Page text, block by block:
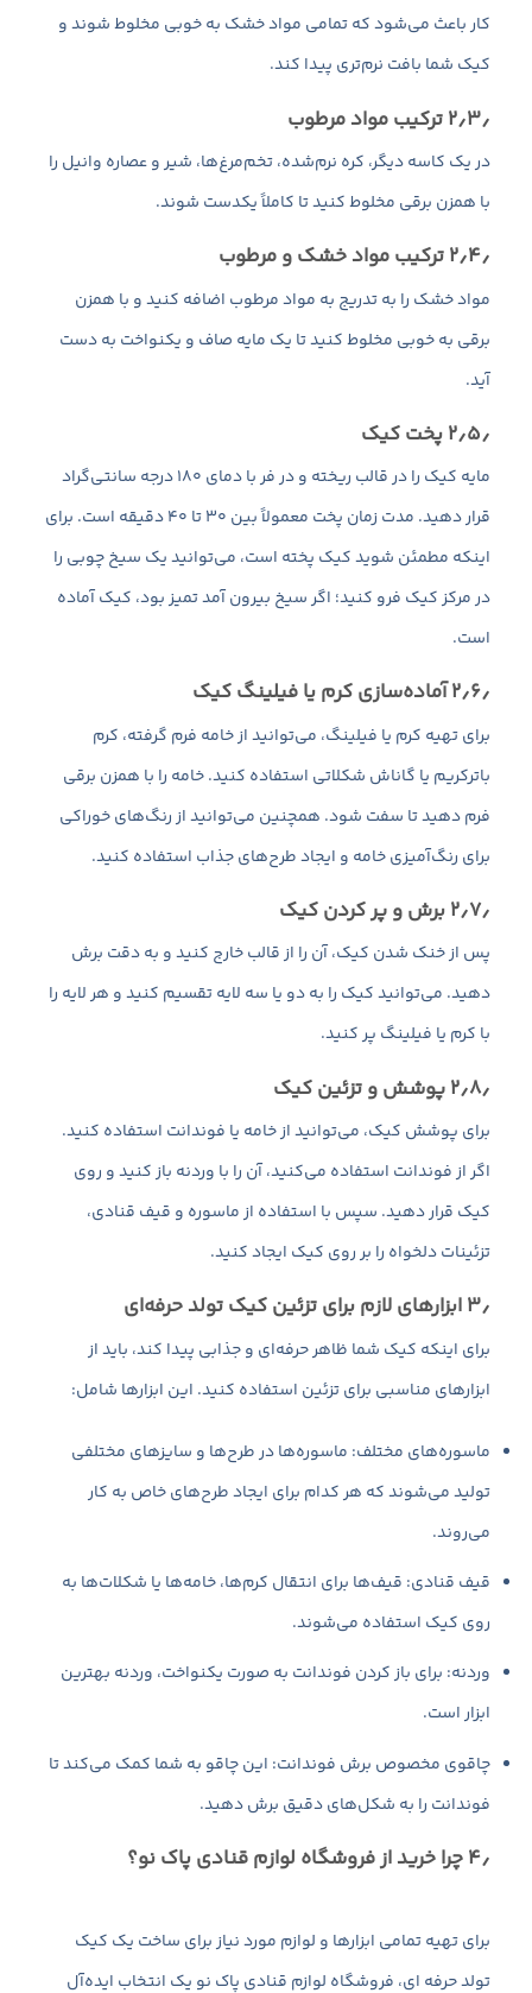
کار باعث می‌شود که تمامی مواد خشک به خوبی مخلوط شوند و
کیک شما بافت نرم‌تری پیدا کند.
۲٫۳٫ ترکیب مواد مرطوب
در یک کاسه دیگر، کره نرم‌شده، تخم‌مرغ‌ها، شیر و عصاره وانیل را
با همزن برقی مخلوط کنید تا کاملاً یکدست شوند.
۲٫۴٫ ترکیب مواد خشک و مرطوب
مواد خشک را به تدریج به مواد مرطوب اضافه کنید و با همزن
برقی به خوبی مخلوط کنید تا یک مایه صاف و یکنواخت به دست
آید.
۲٫۵٫ پخت کیک
مایه کیک را در قالب ریخته و در فر با دمای ۱۸۰ درجه سانتی‌گراد
قرار دهید. مدت زمان پخت معمولاً بین ۳۰ تا ۴۰ دقیقه است. برای
اینکه مطمئن شوید کیک پخته است، می‌توانید یک سیخ چوبی را
در مرکز کیک فرو کنید؛ اگر سیخ بیرون آمد تمیز بود، کیک آماده
است.
۲٫۶٫ آماده‌سازی کرم یا فیلینگ کیک
برای تهیه کرم یا فیلینگ، می‌توانید از خامه فرم گرفته، کرم
باترکریم یا گاناش شکلاتی استفاده کنید. خامه را با همزن برقی
فرم دهید تا سفت شود. همچنین می‌توانید از رنگ‌های خوراکی
برای رنگ‌آمیزی خامه و ایجاد طرح‌های جذاب استفاده کنید.
۲٫۷٫ برش و پر کردن کیک
پس از خنک شدن کیک، آن را از قالب خارج کنید و به دقت برش
دهید. می‌توانید کیک را به دو یا سه لایه تقسیم کنید و هر لایه را
با کرم یا فیلینگ پر کنید.
۲٫۸٫ پوشش و تزئین کیک
برای پوشش کیک، می‌توانید از خامه یا فوندانت استفاده کنید.
اگر از فوندانت استفاده می‌کنید، آن را با وردنه باز کنید و روی
کیک قرار دهید. سپس با استفاده از ماسوره و قیف قنادی،
تزئینات دلخواه را بر روی کیک ایجاد کنید.
۳٫ ابزارهای لازم برای تزئین کیک تولد حرفه‌ای
برای اینکه کیک شما ظاهر حرفه‌ای و جذابی پیدا کند، باید از
ابزارهای مناسبی برای تزئین استفاده کنید. این ابزارها شامل:
ماسوره‌های مختلف: ماسوره‌ها در طرح‌ها و سایزهای مختلفی
تولید می‌شوند که هر کدام برای ایجاد طرح‌های خاص به کار
می‌روند.
قیف قنادی: قیف‌ها برای انتقال کرم‌ها، خامه‌ها یا شکلات‌ها به
روی کیک استفاده می‌شوند.
وردنه: برای باز کردن فوندانت به صورت یکنواخت، وردنه بهترین
ابزار است.
چاقوی مخصوص برش فوندانت: این چاقو به شما کمک می‌کند تا
فوندانت را به شکل‌های دقیق برش دهید.
۴٫ چرا خرید از فروشگاه لوازم قنادی پاک نو؟
برای تهیه تمامی ابزارها و لوازم مورد نیاز برای ساخت یک کیک
تولد حرفه ای، فروشگاه لوازم قنادی پاک نو یک انتخاب ایده‌آل